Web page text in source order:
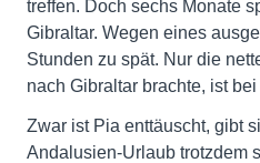
treffen. Doch sechs Monate
Gibraltar. Wegen eines
Stunden zu spät. Nur die
nach Gibraltar brachte, ist bei
Zwar ist Pia enttäuscht, gibt
Andalusien-Urlaub trotzdem